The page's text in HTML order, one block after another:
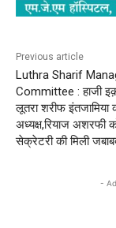
Previous article
Luthra Sharif
Committee : हाजी
लूतरा शरीफ
अध्यक्ष,रियाज अशरफी
सेक्रेटरी की मिली
-